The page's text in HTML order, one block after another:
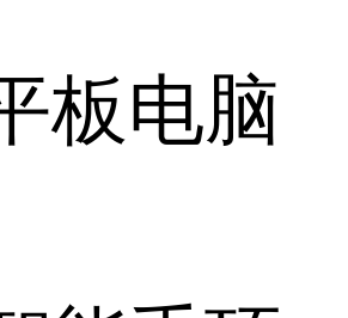
板电脑